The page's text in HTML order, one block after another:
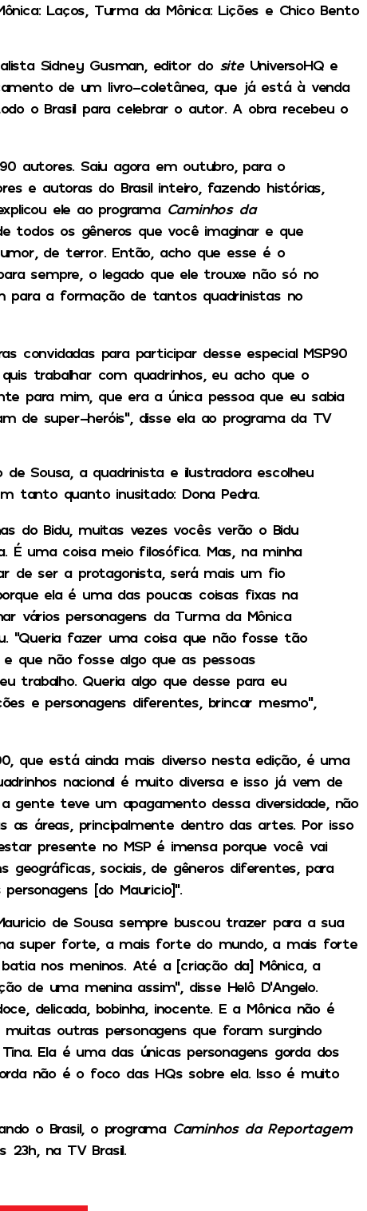
Laços, Turma da Mônica: Lições e Chico Bento
Sidney Gusman, editor do siteUniversoHQ e
de um livro-coletânea, que já está à venda
o Brasil para celebrar o autor. A obra recebeu o
autores. Saiu agora em outubro, para o
e autoras do Brasil inteiro, fazendo histórias,
ele ao programa Caminhos da
todos os gêneros que você imaginar e que
de terror. Então, acho que esse é o
sempre, o legado que ele trouxe não só no
para a formação de tantos quadrinistas no
convidadas para participar desse especial MSP90
quis trabalhar com quadrinhos, eu acho que o
para mim, que era a única pessoa que eu sabia
de super-heróis”, disse ela ao programa da TV
de Sousa, a quadrinista e ilustradora escolheu
tanto quanto inusitado: Dona Pedra.
do Bidu, muitas vezes vocês verão o Bidu
É uma coisa meio filosófica. Mas, na minha
de ser a protagonista, será mais um fio
ela é uma das poucas coisas fixas na
vários personagens da Turma da Mônica
“Queria fazer uma coisa que não fosse tão
que não fosse algo que as pessoas
trabalho. Queria algo que desse para eu
e personagens diferentes, brincar mesmo”,
que está ainda mais diverso nesta edição, é uma
nacional é muito diversa e isso já vem de
gente teve um apagamento dessa diversidade, não
as áreas, principalmente dentro das artes. Por isso
presente no MSP é imensa porque você vai
geográficas, sociais, de gêneros diferentes, para
[do Mauricio]”.
de Sousa sempre buscou trazer para a sua
super forte, a mais forte do mundo, a mais forte
nos meninos. Até a [criação da] Mônica, a
de uma menina assim”, disse Helô D’Angelo.
delicada, bobinha, inocente. E a Mônica não é
outras personagens que foram surgindo
Ela é uma das únicas personagens gorda dos
não é o foco das HQs sobre ela. Isso é muito
o Brasil, o programa Caminhos da Reportagem
23h, na TV Brasil.